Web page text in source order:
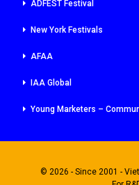
ADFEST Festival
New York Festivals
AFAA
IAA Global
Young Marketers –
© 2026 - Since 2001 -